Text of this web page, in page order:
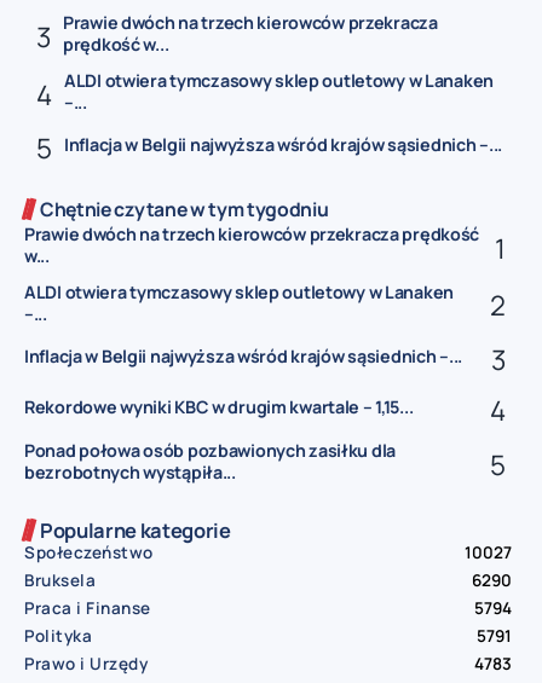
Prawie dwóch na trzech kierowców przekracza
prędkość w...
ALDI otwiera tymczasowy sklep outletowy w Lanaken
–...
Inflacja w Belgii najwyższa wśród krajów sąsiednich –...
Chętnie czytane w tym tygodniu
Prawie dwóch na trzech kierowców przekracza prędkość
w...
ALDI otwiera tymczasowy sklep outletowy w Lanaken
–...
Inflacja w Belgii najwyższa wśród krajów sąsiednich –...
Rekordowe wyniki KBC w drugim kwartale – 1,15...
Ponad połowa osób pozbawionych zasiłku dla
bezrobotnych wystąpiła...
Popularne kategorie
Społeczeństwo
10027
Bruksela
6290
Praca i Finanse
5794
Polityka
5791
Prawo i Urzędy
4783